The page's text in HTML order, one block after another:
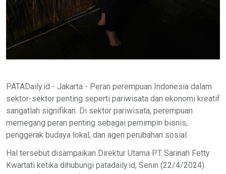
PATADaily.id - Jakarta - Peran perempuan Indonesia dalam
sektor-sektor penting seperti pariwisata dan ekonomi kreatif
sangatlah signifikan. Di sektor pariwisata, perempuan
memegang peran penting sebagai pemimpin bisnis,
penggerak budaya lokal, dan agen perubahan sosial.
Hal tersebut disampaikan Direktur Utama PT Sarinah Fetty
Kwartati ketika dihubungi patadaily.id, Senin (22/4/2024).